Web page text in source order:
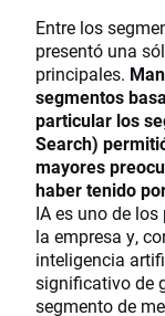
Entre los
presentó una
principales.
segmentos
particular los
Search)
mayores
haber tenido
IA es uno de
la empresa y,
inteligencia
significativo de
segmento de